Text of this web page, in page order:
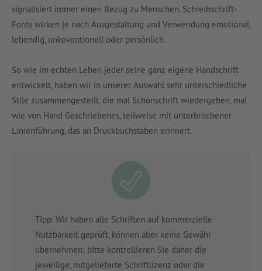
signalisiert immer einen Bezug zu Menschen. Schreibschrift-
Fonts wirken je nach Ausgestaltung und Verwendung emotional,
lebendig, unkoventionell oder persönlich.
So wie im echten Leben jeder seine ganz eigene Handschrift
entwickelt, haben wir in unserer Auswahl sehr unterschiedliche
Stile zusammengestellt, die mal Schönschrift wiedergeben, mal
wie von Hand Geschriebenes, teilweise mit unterbrochener
Linienführung, das an Druckbuchstaben erinnert.
Tipp: Wir haben alle Schriften auf kommerzielle
Nutzbarkeit geprüft, können aber keine Gewähr
übernehmen; bitte kontrollieren Sie daher die
jeweilige, mitgelieferte Schriftlizenz oder die